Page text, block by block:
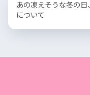
あの凍えそうな冬の
について